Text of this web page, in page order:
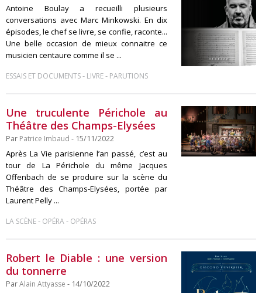
Antoine Boulay a recueilli plusieurs
conversations avec Marc Minkowski. En dix
épisodes, le chef se livre, se confie, raconte...
Une belle occasion de mieux connaitre ce
musicien centaure comme il se ...
ESSAIS ET DOCUMENTS- LIVRE- PARUTIONS
Une truculente Périchole au
Théâtre des Champs-Elysées
Par Patrice Imbaud - 15/11/2022
Après La Vie parisienne l’an passé, c’est au
tour de La Périchole du même Jacques
Offenbach de se produire sur la scène du
Théâtre des Champs-Elysées, portée par
Laurent Pelly ...
LA SCÈNE- OPÉRA- OPÉRAS
Robert le Diable : une version
du tonnerre
ParAlain Attyasse - 14/10/2022